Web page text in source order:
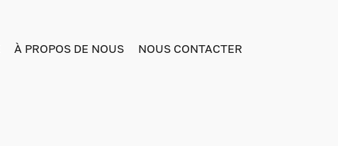
À PROPOS DE NOUS NOUS CONTACTER